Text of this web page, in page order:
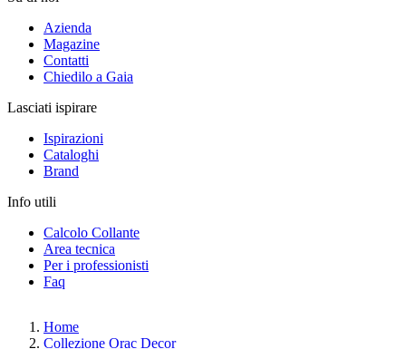
Azienda
Magazine
Contatti
Chiedilo a Gaia
Lasciati ispirare
Ispirazioni
Cataloghi
Brand
Info utili
Calcolo Collante
Area tecnica
Per i professionisti
Faq
Home
Collezione Orac Decor